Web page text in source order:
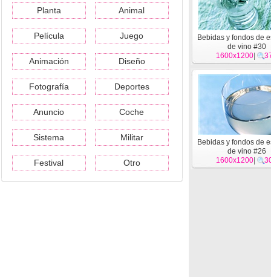
Planta Animal
Película Juego
Animación Diseño
Fotografía Deportes
Anuncio Coche
Sistema Militar
Festival Otro
Bebidas y fondos de
de vino #30
1600x1200
Bebidas y fondos de
de vino #26
1600x1200